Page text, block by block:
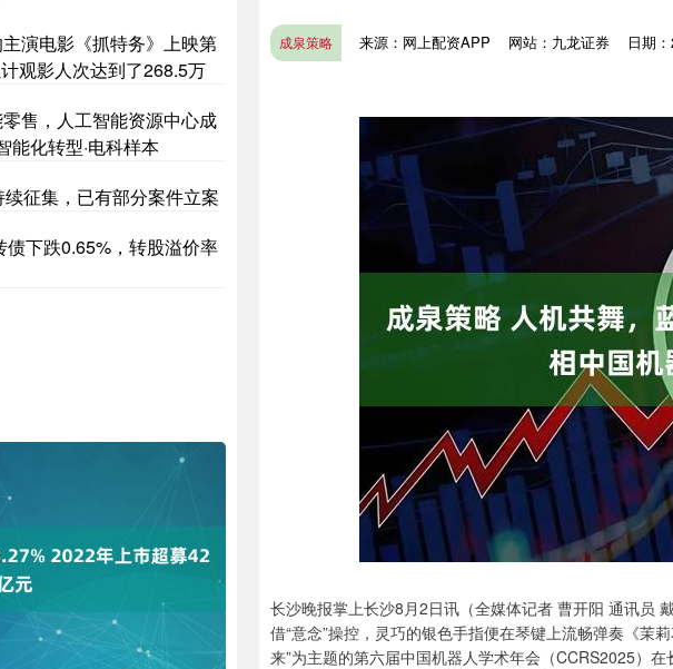
成泉策略 来源：网上配资APP 网站：九龙证券 日期
长沙晚报掌上长沙8月2日讯（全媒体记者 曹开阳 通讯员
借“意念”操控，灵巧的银色手指便在琴键上流畅弹奏《茉
来”为主题的第六届中国机器人学术年会（CCRS2025）
演电影《抓特务》上映第
观影人次达到了268.5万
售，人工智能资源中心成
能化转型·电科样本
征集，已有部分案件立案
下跌0.65%，转股溢价率